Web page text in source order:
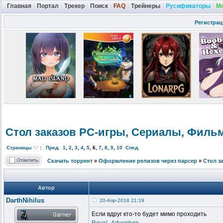
Главная Портал Трекер Поиск FAQ Трейнеры Русификаторы
Стол заказов PC-игры, Cериалы,
Страницы : Пред. 1, 2, 3, 4, 5, 6, 7, 8, 9, 10 След.
Скачать торрент » Оформление релизов через парсер » Стол
Автор
DarthNihilus 20-Апр-2018 21:19
Если вдруг кто-то будет мимо проходить